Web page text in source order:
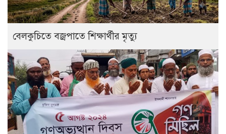
বেলকুচিতে বজ্রপাতে শিক্ষার্থীর মৃত্যু